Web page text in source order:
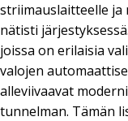
striimauslaitteelle ja
nätisti
joissa on erilaisia
valojen
alleviivaavat
tunnelman. Tämän